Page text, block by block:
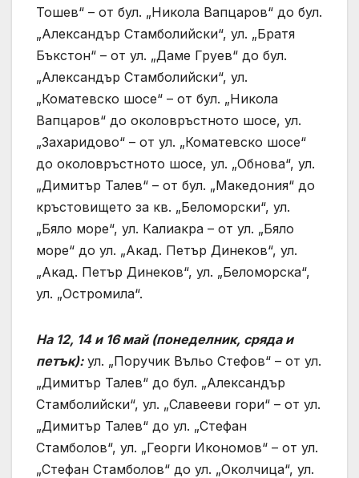
Тошев“ – от бул. „Никола Вапцаров“ до бул.
„Александър Стамболийски“, ул. „Братя
Бъкстон“ – от ул. „Даме Груев“ до бул.
„Александър Стамболийски“, ул.
„Коматевско шосе“ – от бул. „Никола
Вапцаров“ до околовръстното шосе, ул.
„Захаридово“ – от ул. „Коматевско шосе“
до околовръстното шосе, ул. „Обнова“, ул.
„Димитър Талев“ – от бул. „Македония“ до
кръстовището за кв. „Беломорски“, ул.
„Бяло море“, ул. Калиакра – от ул. „Бяло
море“ до ул. „Акад. Петър Динеков“, ул.
„Акад. Петър Динеков“, ул. „Беломорска“,
ул. „Остромила“.
На 12, 14 и 16 май (понеделник, сряда и
петък):ул. „Поручик Въльо Стефов“ – от ул.
„Димитър Талев“ до бул. „Александър
Стамболийски“, ул. „Славееви гори“ – от ул.
„Димитър Талев“ до ул. „Стефан
Стамболов“, ул. „Георги Икономов“ – от ул.
„Стефан Стамболов“ до ул. „Околчица“, ул.